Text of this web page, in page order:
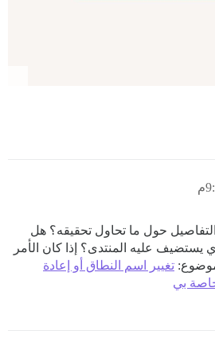
حول ما تحاول تحقيقه؟ هل
يستضيف عليه المنتدى؟ إذا كان الأمر
تغيير اسم النطاق أو إعادة